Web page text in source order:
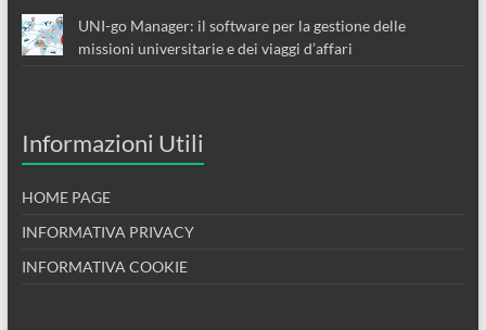
UNI-go Manager: il software per la gestione delle
missioni universitarie e dei viaggi d’affari
Informazioni Utili
HOME PAGE
INFORMATIVA PRIVACY
INFORMATIVA COOKIE